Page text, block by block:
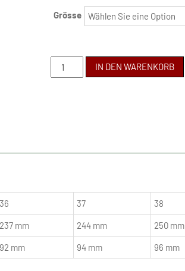
Grösse
FARE
BARE
IN DEN WARENKORB
36 37 38
237 mm 244 mm 250 mm
92 mm 94 mm 96 mm